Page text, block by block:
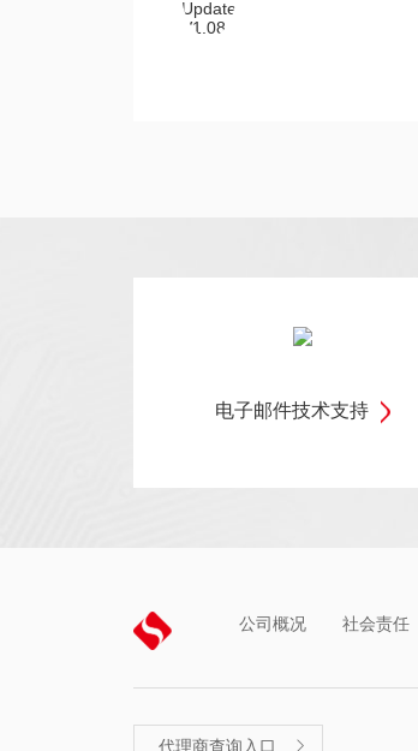
电子邮件技术支持
公司概况 社会责任
代理商查询入口 